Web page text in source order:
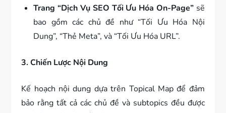
Trang “Dịch Vụ SEO Tối Ưu Hóa On-Page”sẽ
bao gồm các chủ đề như “Tối Ưu Hóa Nội
Dung”, “Thẻ Meta”, và “Tối Ưu Hóa URL”.
3. Chiến Lược Nội Dung
Kế hoạch nội dung dựa trên Topical Map để đảm
bảo rằng tất cả các chủ đề và subtopics đều được